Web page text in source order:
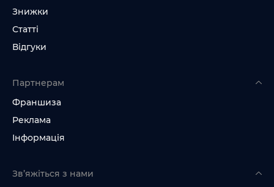
Знижки
Статті
Відгуки
Партнерам
Франшиза
Реклама
Інформація
Зв’яжіться з нами